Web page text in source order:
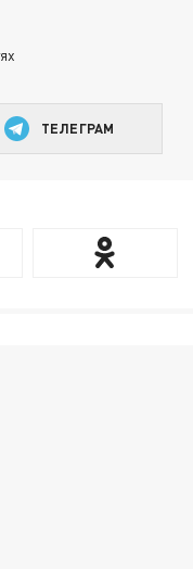
ТЕЛЕГРАМ